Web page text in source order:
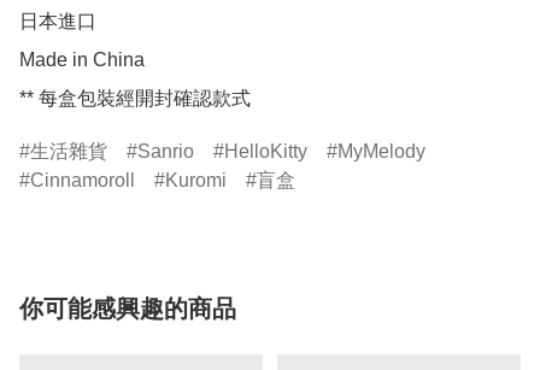
日本進口
Made in China
** 每盒包裝經開封確認款式
生活雜貨 Sanrio HelloKitty
MyMelody
Cinnamoroll
Kuromi 盲盒
你可能感興趣的商品